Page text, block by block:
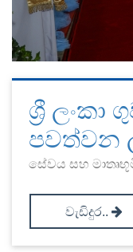
ශ්‍රී
පවත්වන
සේවය සහ
වැඩිදුර..